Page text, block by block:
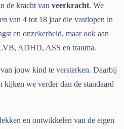
de kracht van veerkracht. We
van 4 tot 18 jaar die vastlopen in
en onzekerheid, maar ook aan
ADHD, ASS en trauma.
van jouw kind te versterken. Daarbij
kijken we verder dan de standaard
en ontwikkelen van de eigen